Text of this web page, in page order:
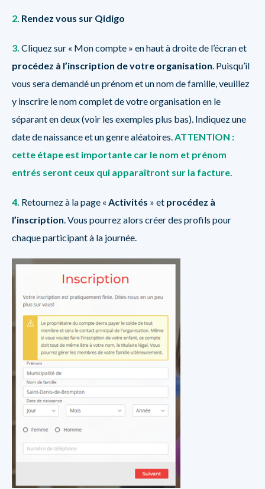
2. Rendez vous sur Qidigo
3. Cliquez sur « Mon compte » en haut à droite de l’écran et
procédez à l’inscription de votre organisation. Puisqu’il
vous sera demandé un prénom et un nom de famille, veuillez
y inscrire le nom complet de votre organisation en le
séparant en deux (voir les exemples plus bas). Indiquez une
date de naissance et un genre aléatoires.ATTENTION :
cette étape est importante car le nom et prénom
entrés seront ceux qui apparaîtront sur la facture.
4. Retournez à la page « Activités » et procédez à
l’inscription. Vous pourrez alors créer des profils pour
chaque participant à la journée.